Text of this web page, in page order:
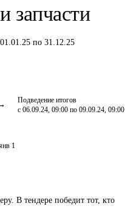
запчасти
по 31.12.25
Подведение итогов
с 06.09.24, 09:00 по 09.09.24, 09:00
1
В тендере победит тот, кто